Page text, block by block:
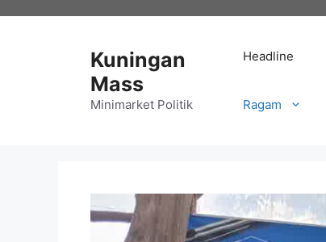
Kuningan
Mass
Minimarket Politik
Headline
Ragam